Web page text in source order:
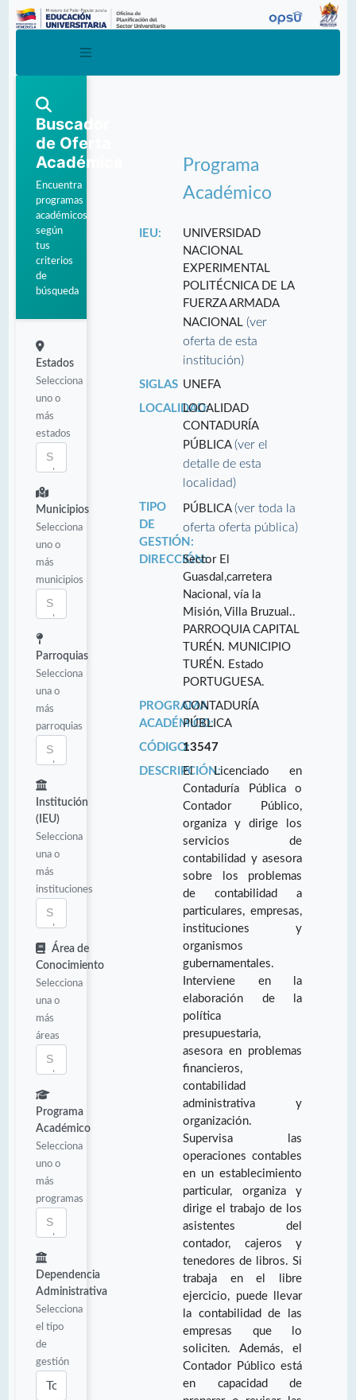
Buscador
de Oferta
Académica
Encuentra
programas
académicos
según
tus
criterios
de
búsqueda
Estados
Selecciona
uno o
más
estados
Municipios
Selecciona
uno o
más
municipios
Parroquias
Selecciona
una o
más
parroquias
Institución
(IEU)
Selecciona
una o
más
instituciones
Área de
Conocimiento
Selecciona
una o
más
áreas
Programa
Académico
Selecciona
uno o
más
programas
Dependencia
Administrativa
Selecciona
el tipo
de
gestión
Programa
Académico
IEU:
UNIVERSIDAD
NACIONAL
EXPERIMENTAL
POLITÉCNICA DE LA
FUERZA ARMADA
NACIONAL(ver
oferta de esta
institución)
SIGLAS UNEFA
LOCALIDAD:LOCALIDAD
CONTADURÍA
PÚBLICA(ver el
detalle de esta
localidad)
TIPO
DE
GESTIÓN:
PÚBLICA(ver toda la
oferta oferta pública)
DIRECCIÓN:
Sector El
Guasdal,carretera
Nacional, vía la
Misión, Villa Bruzual..
PARROQUIA CAPITAL
TURÉN. MUNICIPIO
TURÉN. Estado
PORTUGUESA.
PROGRAMA
ACADÉMICO:
CONTADURÍA
PÚBLICA
CÓDIGO:13547
DESCRIPCIÓN:El Licenciado en
Contaduría Pública o
Contador Público,
organiza y dirige los
servicios de
contabilidad y asesora
sobre los problemas
de contabilidad a
particulares, empresas,
instituciones y
organismos
gubernamentales.
Interviene en la
elaboración de la
política
presupuestaria,
asesora en problemas
financieros,
contabilidad
administrativa y
organización.
Supervisa las
operaciones contables
en un establecimiento
particular, organiza y
dirige el trabajo de los
asistentes del
contador, cajeros y
tenedores de libros. Si
trabaja en el libre
ejercicio, puede llevar
la contabilidad de las
empresas que lo
soliciten. Además, el
Contador Público está
en capacidad de